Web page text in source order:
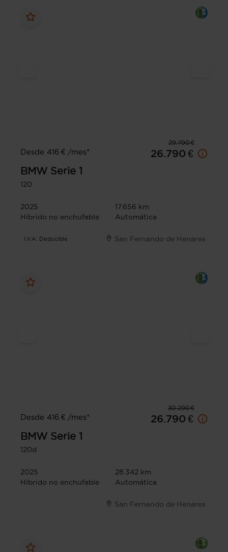
29.790 €
Desde 416 € /mes*
26.790 €
BMW Serie 1
120
2025
17.656 km
Híbrido no enchufable
Automática
I.V.A. Deducible San Fernando de Henares
30.290 €
Desde 416 € /mes*
26.790 €
BMW Serie 1
120d
2025
28.342 km
Híbrido no enchufable
Automática
San Fernando de Henares